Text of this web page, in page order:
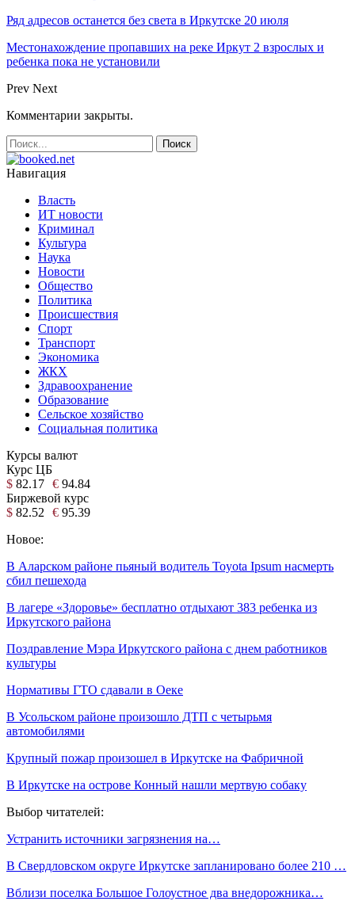
Ряд адресов останется без света в Иркутске 20 июля
Местонахождение пропавших на реке Иркут 2 взрослых и
ребенка пока не установили
Prev Next
Комментарии закрыты.
Навигация
Власть
ИТ новости
Криминал
Культура
Наука
Новости
Общество
Политика
Происшествия
Спорт
Транспорт
Экономика
ЖКХ
Здравоохранение
Образование
Сельское хозяйство
Социальная политика
Курсы валют
Курс ЦБ
$ 82.17 € 94.84
Биржевой курс
$ 82.52 € 95.39
Новое:
В Аларском районе пьяный водитель Toyota Ipsum насмерть
сбил пешехода
В лагере «Здоровье» бесплатно отдыхают 383 ребенка из
Иркутского района
Поздравление Мэра Иркутского района с днем работников
культуры
Нормативы ГТО сдавали в Оеке
В Усольском районе произошло ДТП с четырьмя
автомобилями
Крупный пожар произошел в Иркутске на Фабричной
В Иркутске на острове Конный нашли мертвую собаку
Выбор читателей:
Устранить источники загрязнения на…
В Свердловском округе Иркутске запланировано более 210 …
Вблизи поселка Большое Голоустное два внедорожника…